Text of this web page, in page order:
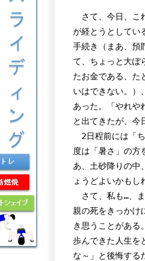
さて、今日、こ
が経とうとしてい
手続き（まあ、預
て、ちょっと大ぼ
たお金である、た
いはできない。）
あった。「やれや
と出てきたが、今
2日程前には「
度は「暑さ」の方
あ、土砂降りの中
ょうどよいかもし
さて、私も…、
親の死をきっかけ
き思うことがある
歩んできた人生を
な～」と後悔する